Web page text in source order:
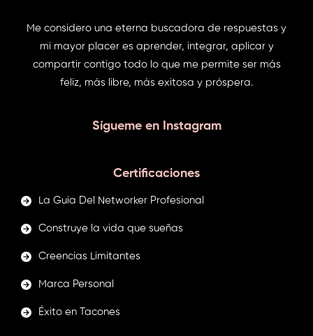
Me considero una eterna buscadora de respuestas y
mi mayor placer es aprender, integrar, aplicar y
compartir contigo todo lo que me permite ser más
feliz, más libre, más exitosa y próspera.
Sígueme en Instagram
Certificaciones
La Guia Del Networker Profesional
Construye la vida que sueñas
Creencias Limitantes
Marca Personal
Éxito en Tacones